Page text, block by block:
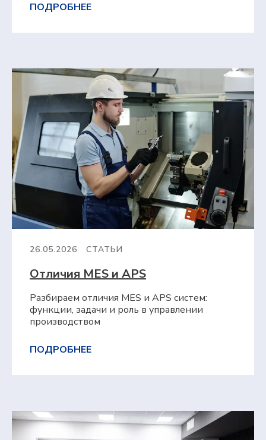
ПОДРОБНЕЕ
26.05.2026 СТАТЬИ
Отличия MES и APS
Разбираем отличия MES и APS систем:
функции, задачи и роль в управлении
производством
ПОДРОБНЕЕ